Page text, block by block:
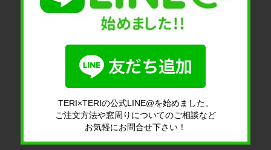
TERI×TERIの公式LINE@を始めました。
ご注文方法や窓周りについてのご相談など
お気軽にお問合せ下さい！